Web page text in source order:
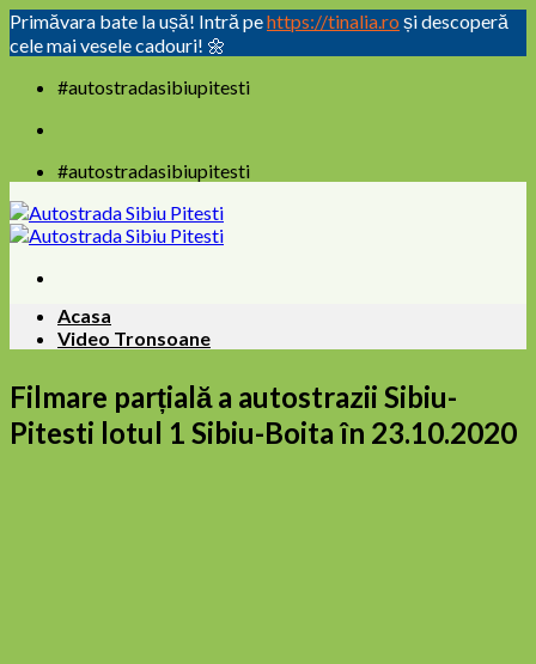
Primăvara bate la ușă! Intră pehttps://tinalia.ro și descoperă
cele mai vesele cadouri! 🌼
#autostradasibiupitesti
#autostradasibiupitesti
Acasa
Video Tronsoane
Filmare parțială a autostrazii Sibiu-
Pitesti lotul 1 Sibiu-Boita în 23.10.2020